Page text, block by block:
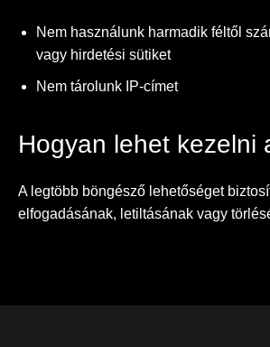
Nem használunk harmadik féltől
vagy hirdetési sütiket
Nem tárolunk IP-címet
Hogyan lehet kezelni
A legtöbb böngésző lehetőséget
elfogadásának, letiltásának vagy